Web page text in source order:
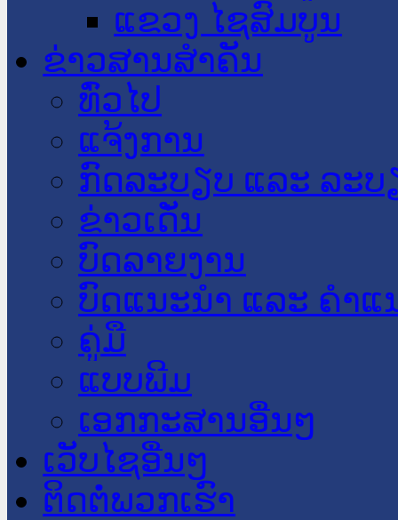
ແຂວງ ໄຊສົມບູນ
ຂ່າວສານສໍາຄັນ
​ທົ່ວ​ໄປ
ແຈ້ງການ
ກົດລະບຽບ ແລະ ລະບ
ຂ່າວເດັ່ນ
ບົດລາຍງານ
ບົດແນະນໍາ ແລະ ຄໍາແ
ຄູ່ມື
ແບບພີມ
ເອກກະສານອື່ນໆ
ເວັບໄຊອື່ນໆ
ຕິດຕໍ່ພວກເຮົາ